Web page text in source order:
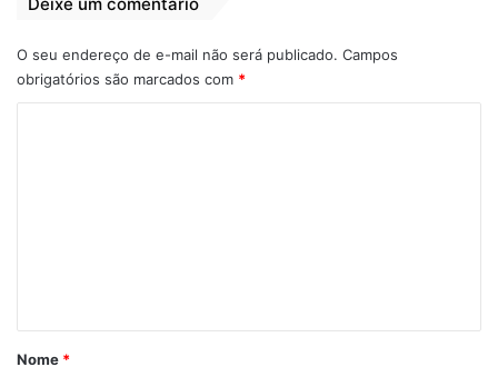
Deixe um comentário
O seu endereço de e-mail não será publicado. Campos
obrigatórios são marcados com *
r
Nome *